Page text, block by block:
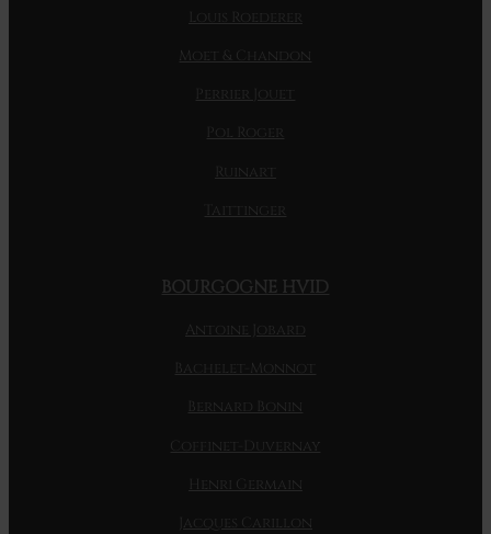
Louis Roederer
Moet & Chandon
Perrier Jouet
Pol Roger
Ruinart
Taittinger
BOURGOGNE HVID
Antoine Jobard
Bachelet-Monnot
Bernard Bonin
Coffinet-Duvernay
Henri Germain
Jacques Carillon